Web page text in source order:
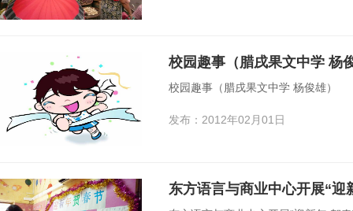
校园趣事（腊戌果文中学 杨
校园趣事（腊戌果文中学 杨俊雄）
发布：2012年02月01日
东方语言与商业中心开展“迎